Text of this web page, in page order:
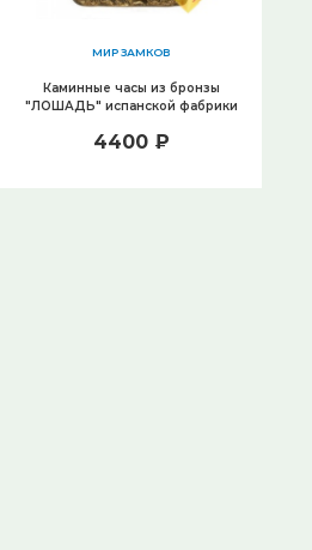
МИР ЗАМКОВ
Каминные часы из бронзы
"ЛОШАДЬ" испанской фабрики
4400 ₽